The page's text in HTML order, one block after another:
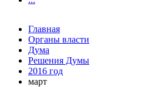
Главная
Органы власти
Дума
Решения Думы
2016 год
март